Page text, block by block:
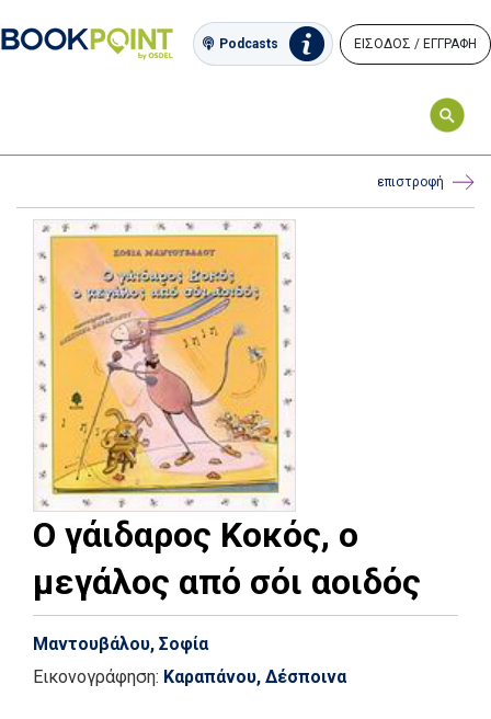
Podcasts ΕΙΣΟΔΟΣ / ΕΓΓΡΑΦΗ
επιστροφή
Ο γάιδαρος Κοκός, ο
μεγάλος από σόι αοιδός
Μαντουβάλου, Σοφία
Εικονογράφηση: Καραπάνου, Δέσποινα